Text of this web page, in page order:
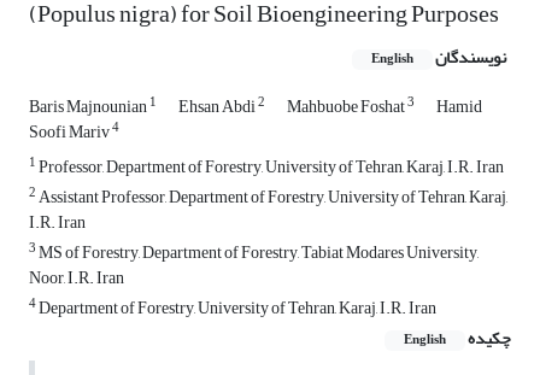
(Populus nigra) for Soil Bioengineering Purposes
نویسندگان English
Baris Majnounian1 Ehsan Abdi2 Mahbuobe Foshat3 Hamid
Soofi Mariv4
1Professor, Department of Forestry, University of Tehran, Karaj, I.R. Iran
2Assistant Professor, Department of Forestry, University of Tehran, Karaj,
I.R. Iran
3MS of Forestry, Department of Forestry, Tabiat Modares University,
Noor, I.R. Iran
4Department of Forestry, University of Tehran, Karaj, I.R. Iran
چکیده
English